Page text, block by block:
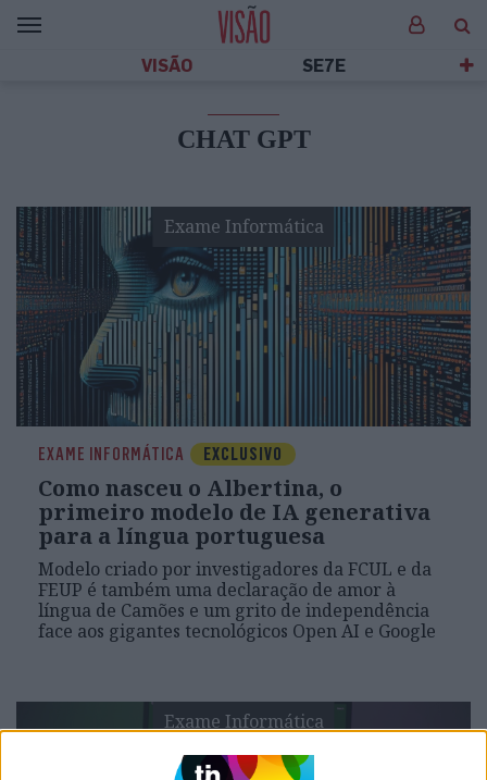
VISÃO SE7E
CHAT GPT
Exame Informática
EXAME INFORMÁTICA EXCLUSIVO
Como nasceu o Albertina, o
primeiro modelo de IA generativa
para a língua portuguesa
Modelo criado por investigadores da FCUL e da
FEUP é também uma declaração de amor à
língua de Camões e um grito de independência
face aos gigantes tecnológicos Open AI e Google
Exame Informática